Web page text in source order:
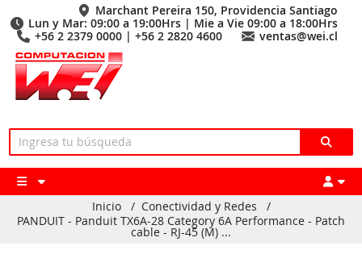
Marchant Pereira 150, Providencia Santiago
Lun y Mar: 09:00 a 19:00Hrs | Mie a Vie 09:00 a 18:00Hrs
+56 2 2379 0000 | +56 2 2820 4600
ventas@wei.cl
Inicio / Conectividad y Redes
/
PANDUIT - Panduit TX6A-28 Category 6A Performance - Patch
cable - RJ-45 (M) ...